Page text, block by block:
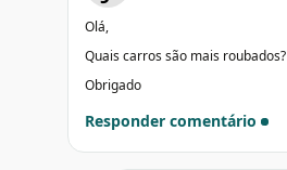
Olá,
Quais carros são mais roubados?
Obrigado
Responder comentário